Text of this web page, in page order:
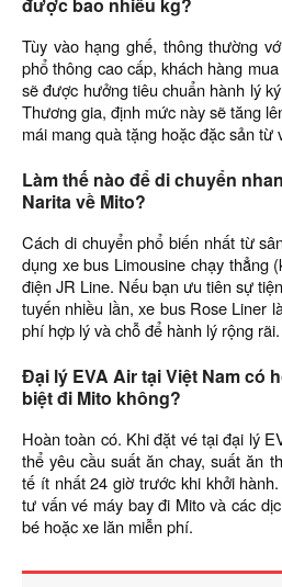
Tùy vào hạng ghế, thông thường
phổ thông cao cấp, khách hàng
sẽ được hưởng tiêu chuẩn hành lý
Thương gia, định mức này sẽ tăng
mái mang quà tặng hoặc đặc sản từ
Làm thế nào để di chuyển
Narita về Mito?
Cách di chuyển phổ biến nhất từ
dụng xe bus Limousine chạy thẳng
điện JR Line. Nếu bạn ưu tiên sự
tuyến nhiều lần, xe bus Rose Liner
phí hợp lý và chỗ để hành lý rộng rãi.
Đại lý EVA Air tại Việt Nam có
biệt đi Mito không?
Hoàn toàn có. Khi đặt vé tại đại lý
thể yêu cầu suất ăn chay, suất ăn
tế ít nhất 24 giờ trước khi khởi
tư vấn vé máy bay đi Mito và các
bé hoặc xe lăn miễn phí.